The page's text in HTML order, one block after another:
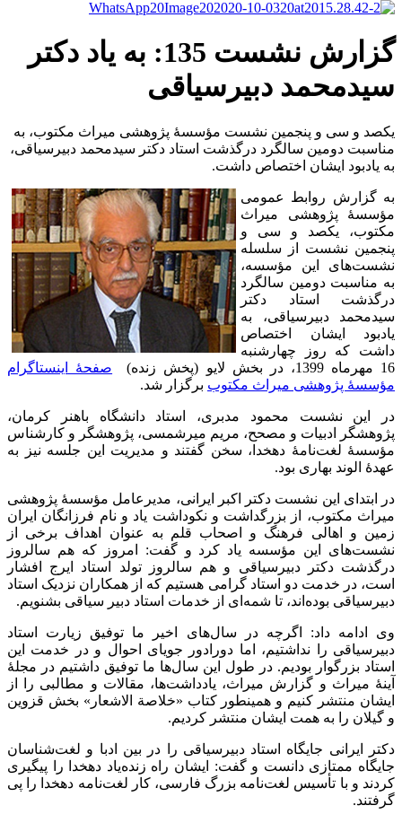
گزارش نشست 135: به یاد دکتر
سیدمحمد دبیرسیاقی
یکصد و سی و پنجمین نشست مؤسسۀ پژوهشی میراث مکتوب، به
مناسبت دومین سالگرد درگذشت استاد دکتر سیدمحمد دبیرسیاقی،
به یادبود ایشان اختصاص داشت.
به گزارش روابط عمومی
مؤسسۀ پژوهشی میراث
مکتوب، یکصد و سی و
پنجمین نشست از سلسله
نشست‌های این مؤسسه،
به مناسبت دومین سالگرد
درگذشت استاد دکتر
سیدمحمد دبیرسیاقی، به
یادبود ایشان اختصاص
داشت که روز چهارشنبه
16 مهرماه 1399، در بخش لایو (پخش زنده)
صفحۀ اینستاگرام
مؤسسۀ پژوهشی میراث مکتوب برگزار شد.
در این نشست محمود مدبری، استاد دانشگاه باهنر کرمان،
پژوهشگر ادبیات و مصحح، مریم میرشمسی، پژوهشگر و کارشناس
مؤسسۀ لغت‌نامۀ دهخدا، سخن گفتند و مدیریت این جلسه نیز به
عهدۀ الوند بهاری بود.
در ابتدای این نشست دکتر اکبر ایرانی، مدیرعامل مؤسسۀ پژوهشی
میراث مکتوب، از بزرگداشت و نکوداشت یاد و نام فرزانگان ایران
زمین و اهالی فرهنگ و اصحاب قلم به عنوان اهداف برخی از
نشست‌های این مؤسسه یاد کرد و گفت: امروز که هم سالروز
درگذشت دکتر دبیرسیاقی و هم سالروز تولد استاد ایرج افشار
است، در خدمت دو استاد گرامی هستیم که از همکاران نزدیک استاد
دبیرسیاقی بوده‌اند، تا شمه‌ای از خدمات استاد دبیر سیاقی بشنویم.
وی ادامه داد: اگرچه در سال‌های اخیر ما توفیق زیارت استاد
دبیرسیاقی را نداشتیم، اما دورادور جویای احوال و در خدمت این
استاد بزرگوار بودیم. در طول این سال‌ها ما توفیق داشتیم در مجلۀ
آینۀ میراث و گزارش میراث، یادداشت‌ها، مقالات و مطالبی را از
ایشان منتشر کنیم و همینطور کتاب «خلاصة الاشعار» بخش قزوین
و گیلان را به همت ایشان منتشر کردیم.
دکتر ایرانی جایگاه استاد دبیرسیاقی را در بین ادبا و لغت‌شناسان
جایگاه ممتازی دانست و گفت: ایشان راه زنده‌یاد دهخدا را پیگیری
کردند و با تأسیس لغت‌نامه بزرگ فارسی، کار لغت‌نامه دهخدا را پی
گرفتند.